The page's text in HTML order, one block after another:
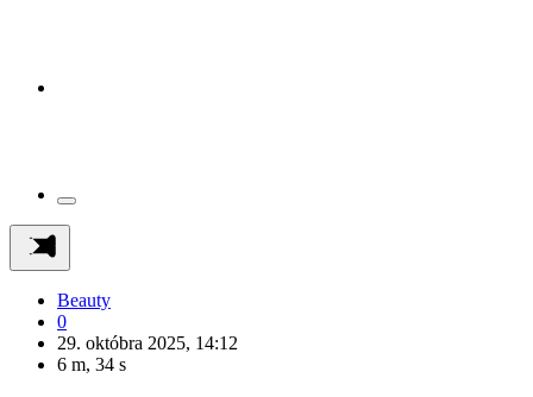
Beauty
0
29. októbra 2025, 14:12
6 m, 34 s